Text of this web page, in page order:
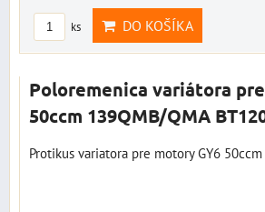
ks DO KOŠÍKA
Poloremenica variátora
50ccm 139QMB/QMA
Protikus variatora pre motory GY6